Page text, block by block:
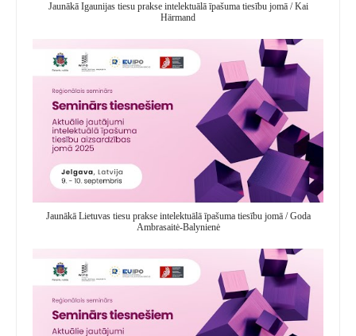
Jaunākā Igaunijas tiesu prakse intelektuālā īpašuma tiesību jomā / Kai
Härmand
Jaunākā Lietuvas tiesu prakse intelektuālā īpašuma tiesību jomā / Goda
Ambrasaitė-Balynienė